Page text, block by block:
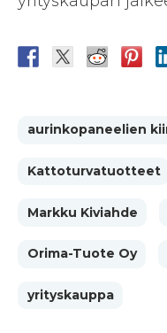
aurinkopaneelien
Kattoturvatuotteet
Markku Kiviahde
Orima-Tuote Oy
yrityskauppa